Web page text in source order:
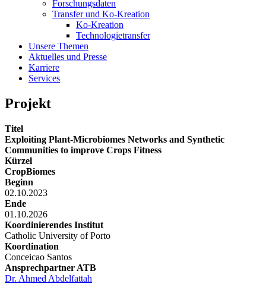
Forschungsdaten
Transfer und Ko-Kreation
Ko-Kreation
Technologietransfer
Unsere Themen
Aktuelles und Presse
Karriere
Services
Projekt
Titel
Exploiting Plant-Microbiomes Networks and Synthetic
Communities to improve Crops Fitness
Kürzel
CropBiomes
Beginn
02.10.2023
Ende
01.10.2026
Koordinierendes Institut
Catholic University of Porto
Koordination
Conceicao Santos
Ansprechpartner ATB
Dr. Ahmed Abdelfattah